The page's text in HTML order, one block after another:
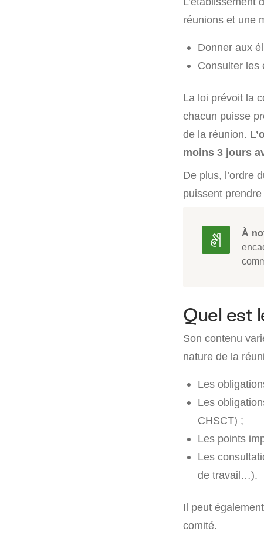
réunions et une
Donner aux
Consulter les
La loi prévoit la
chacun puisse
de la réunion.
moins 3 jours
De plus, l’ordre
puissent
À
Quel est
Son contenu
nature de la
Les
Les
CHSCT) ;
Les points
Les
de travail…).
Il peut
comité.